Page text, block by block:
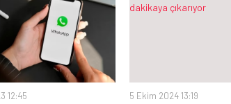
12:45 5 Ekim 2024 13:19